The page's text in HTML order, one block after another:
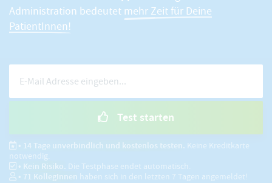
Administration bedeutet mehr Zeit für Deine
PatientInnen!
Test starten
• 14 Tage unverbindlich und kostenlos testen. Keine Kreditkarte
notwendig.
• Kein Risiko. Die Testphase endet automatisch.
• 71 KollegInnen haben sich in den letzten 7 Tagen angemeldet!